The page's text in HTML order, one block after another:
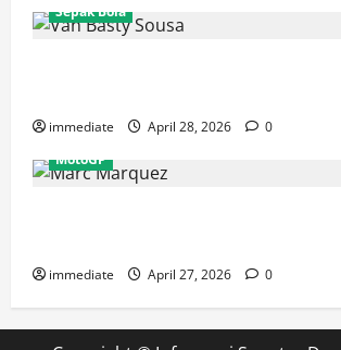
Sepak Bola
immediate April 28, 2026
0
MotoGP
immediate April 27, 2026 0